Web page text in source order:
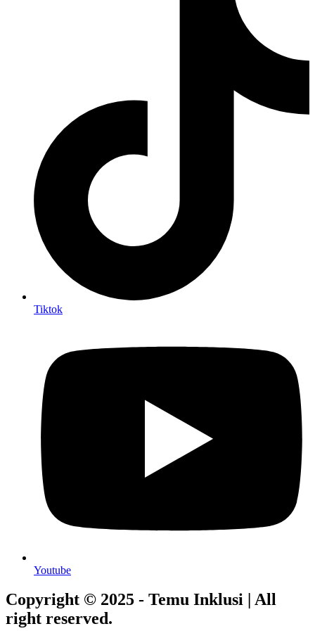
Tiktok
Youtube
Copyright © 2025 - Temu Inklusi | All
right reserved.